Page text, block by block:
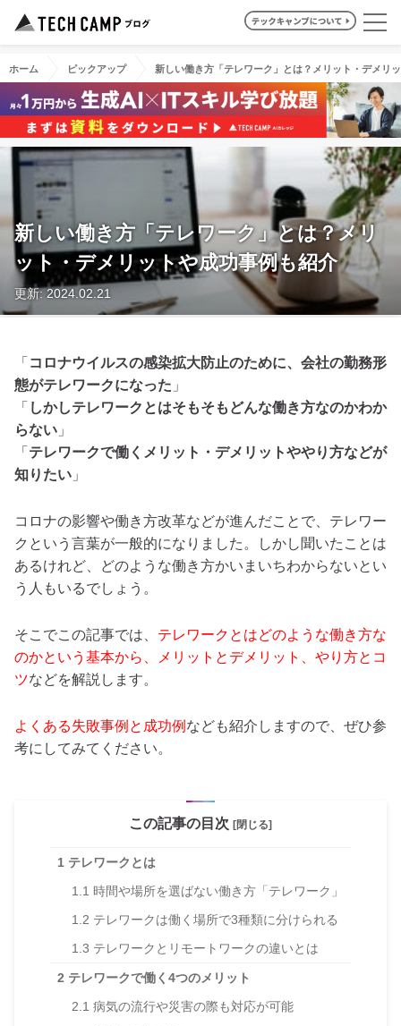
ホーム ピックアップ 新しい働き方「テレワーク」とは？メリット・デメリ
新しい働き方「テレワーク」とは？メリ
ット・デメリットや成功事例も紹介
更新: 2024.02.21
「 コロナウイルスの感染拡大防止のために、会社の勤務形
態がテレワークになった 」
「 しかしテレワークとはそもそもどんな働き方なのかわか
らない 」
「 テレワークで働くメリット・デメリットややり方などが
知りたい 」
コロナの影響や働き方改革などが進んだことで、テレワー
クという言葉が一般的になりました。しかし聞いたことは
あるけれど、どのような働き方かいまいちわからないとい
う人もいるでしょう。
そこでこの記事では、 テレワークとはどのような働き方な
のかという基本から、メリットとデメリット、やり方とコ
ツなどを解説します。
よくある失敗事例と成功例 なども紹介しますので、ぜひ参
考にしてみてください。
この記事の目次 [閉じる]
1 テレワークとは
1.1 時間や場所を選ばない働き方「テレワーク」
1.2 テレワークは働く場所で3種類に分けられる
1.3 テレワークとリモートワークの違いとは
2 テレワークで働く4つのメリット
2.1 病気の流行や災害の際も対応が可能